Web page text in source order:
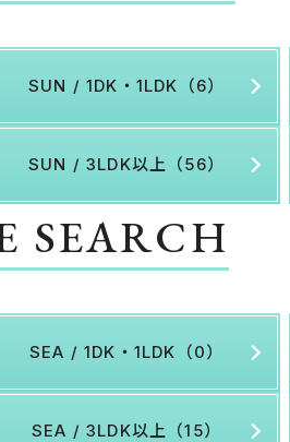
SUN / 1DK・1LDK（6）
SUN / 3LDK以上（56）
SEARCH
SEA / 1DK・1LDK（0）
SEA / 3LDK以上（15）